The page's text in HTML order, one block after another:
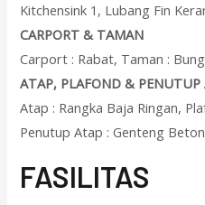
Kitchensink 1, Lubang Fin
CARPORT & TAMAN
Carport : Rabat, Taman :
ATAP, PLAFOND & PENUTUP
Atap : Rangka Baja Ringan,
Penutup Atap : Genteng
FASILITAS